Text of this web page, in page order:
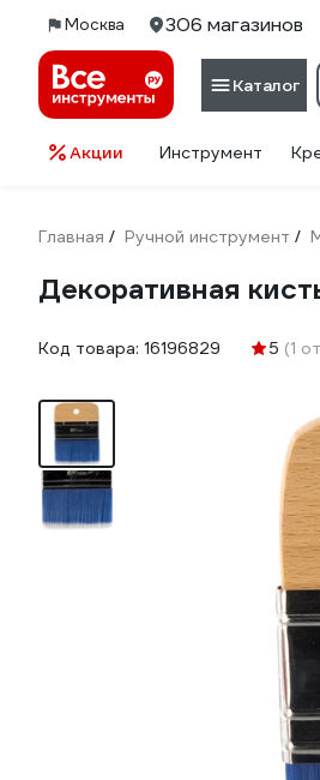
Москва 306 магазинов
Каталог
Акции Инструмент
Главная / Ручной инструмент /
Декоративная
Код товара: 16196829 5 (1